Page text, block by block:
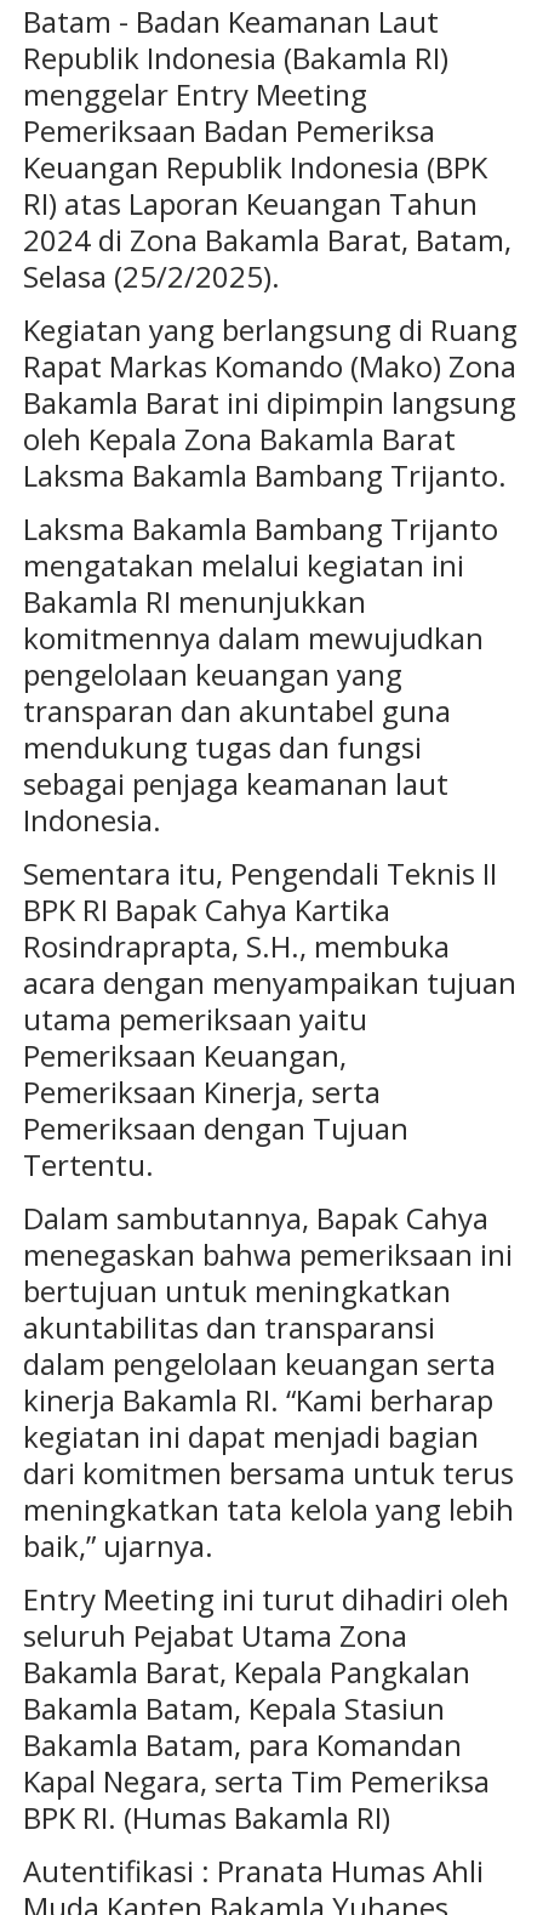
Batam - Badan Keamanan Laut
Republik Indonesia (Bakamla RI)
menggelar Entry Meeting
Pemeriksaan Badan Pemeriksa
Keuangan Republik Indonesia (BPK
RI) atas Laporan Keuangan Tahun
2024 di Zona Bakamla Barat, Batam,
Selasa (25/2/2025).
Kegiatan yang berlangsung di Ruang
Rapat Markas Komando (Mako) Zona
Bakamla Barat ini dipimpin langsung
oleh Kepala Zona Bakamla Barat
Laksma Bakamla Bambang Trijanto.
Laksma Bakamla Bambang Trijanto
mengatakan melalui kegiatan ini
Bakamla RI menunjukkan
komitmennya dalam mewujudkan
pengelolaan keuangan yang
transparan dan akuntabel guna
mendukung tugas dan fungsi
sebagai penjaga keamanan laut
Indonesia.
Sementara itu, Pengendali Teknis II
BPK RI Bapak Cahya Kartika
Rosindraprapta, S.H., membuka
acara dengan menyampaikan tujuan
utama pemeriksaan yaitu
Pemeriksaan Keuangan,
Pemeriksaan Kinerja, serta
Pemeriksaan dengan Tujuan
Tertentu.
Dalam sambutannya, Bapak Cahya
menegaskan bahwa pemeriksaan ini
bertujuan untuk meningkatkan
akuntabilitas dan transparansi
dalam pengelolaan keuangan serta
kinerja Bakamla RI. “Kami berharap
kegiatan ini dapat menjadi bagian
dari komitmen bersama untuk terus
meningkatkan tata kelola yang lebih
baik,” ujarnya.
Entry Meeting ini turut dihadiri oleh
seluruh Pejabat Utama Zona
Bakamla Barat, Kepala Pangkalan
Bakamla Batam, Kepala Stasiun
Bakamla Batam, para Komandan
Kapal Negara, serta Tim Pemeriksa
BPK RI. (Humas Bakamla RI)
Autentifikasi : Pranata Humas Ahli